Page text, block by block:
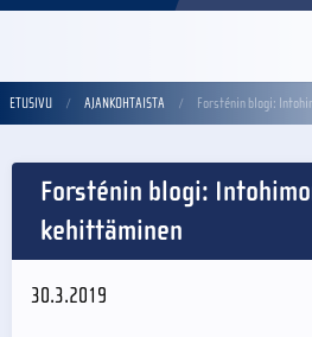
ETUSIVU AJANKOHTAISTA Forsténin blogi:
Forsténin blogi:
kehittäminen
30.3.2019